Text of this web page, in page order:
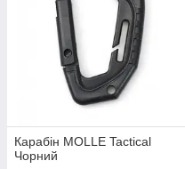
Карабін MOLLE Tactical
Чорний